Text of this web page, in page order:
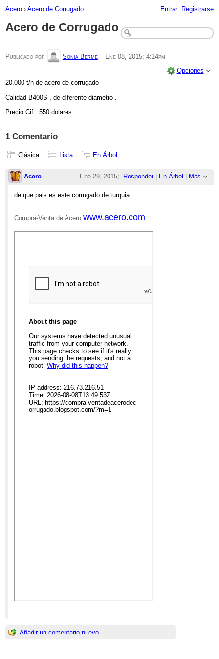
Acero › Acero de Corrugado Entrar Registrarse
Acero de Corrugado
Publicado por Sonia Berme– Ene 08, 2015; 4:14pm
Opciones
20.000 t/n de acero de corrugado
Calidad B400S , de diferente diametro .
Precio Cif : 550 dolares
1 Comentario
Clásica Lista En Árbol
Acero Responder| En Árbol Más
Ene 29, 2015;
5:36pm
de que pais es este corrugado de turquia
Compra-Venta de Acerowww.acero.com
Añadir un comentario nuevo